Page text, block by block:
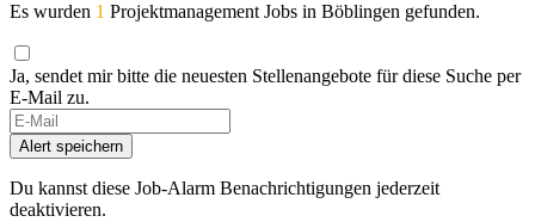
Es wurden 1 Projektmanagement Jobs in Böblingen gefunden.
Ja, sendet mir bitte die neuesten Stellenangebote für diese Suche per
E-Mail zu.
Alert speichern
Du kannst diese Job-Alarm Benachrichtigungen jederzeit
deaktivieren.